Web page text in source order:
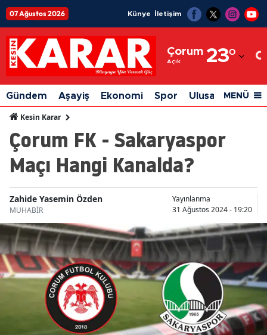
07 Ağustos 2026 Künye İletişim
Çorum
Açık 23°
Adıyaman
Afyonkarahisar
Ağrı
Amasya
Ankara
Artvin
Aydın
Balıkesir
Bilecik
Bingöl
Bitlis
Gündem Aşayiş Ekonomi Spor Ulusal Siyaset
MENÜ
Kesin Karar
Çorum FK - Sakaryaspor
Maçı Hangi Kanalda?
Zahide Yasemin Özden
MUHABİR
Yayınlanma
31 Ağustos 2024 - 19:20